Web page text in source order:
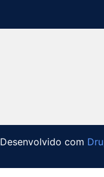
Desenvolvido com